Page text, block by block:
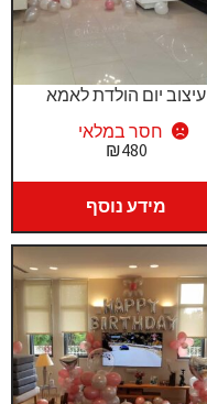
עיצוב יום הולדת לאמא
חסר במלאי
₪480
מידע נוסף